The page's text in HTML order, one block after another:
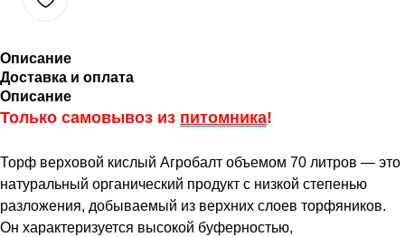
Описание
Доставка и оплата
Описание
Только самовывоз из питомника!
Торф верховой кислый Агробалт объемом 70 литров — это
натуральный органический продукт с низкой степенью
разложения, добываемый из верхних слоев торфяников.
Он характеризуется высокой буферностью,